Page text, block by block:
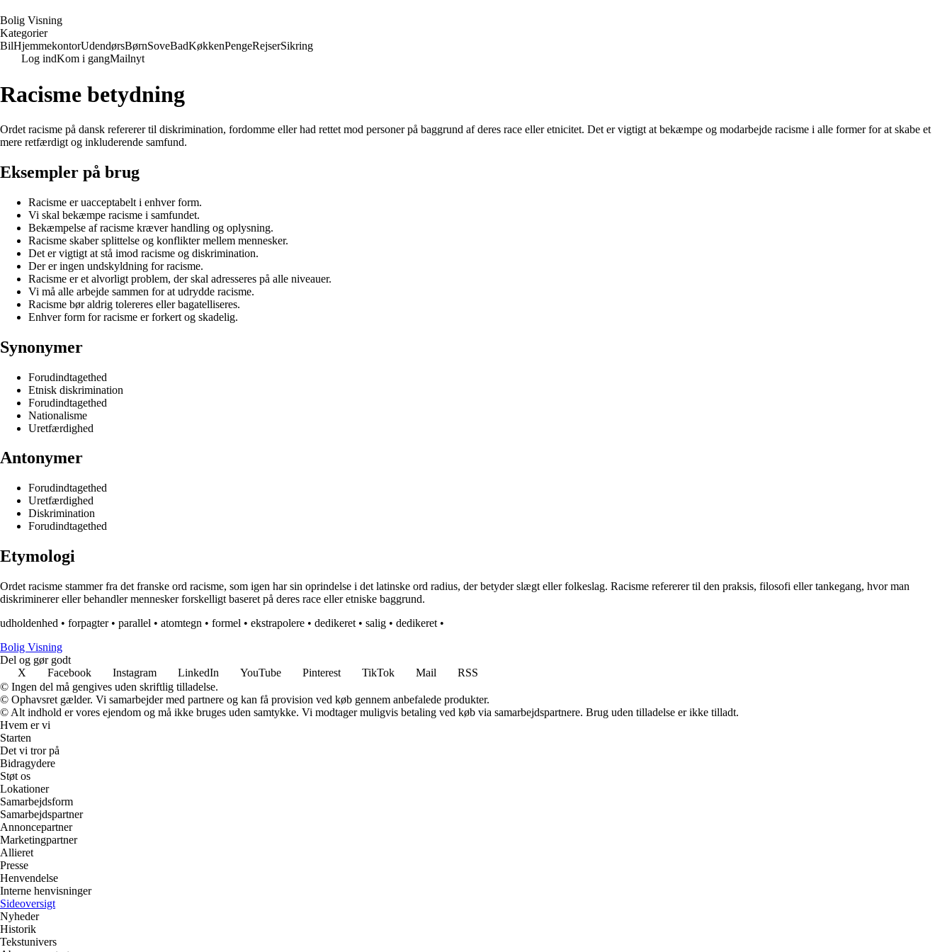
Bolig Visning
Kategorier
BilHjemmekontorUdendørsBørnSoveBadKøkkenPengeRejserSikring
Log indKom i gangMailnyt
Racisme betydning
Ordet racisme på dansk refererer til diskrimination, fordomme eller had rettet mod personer på baggrund af deres race eller etnicitet. Det er vigtigt at bekæmpe og modarbejde racisme i alle former for at skabe et
mere retfærdigt og inkluderende samfund.
Eksempler på brug
Racisme er uacceptabelt i enhver form.
Vi skal bekæmpe racisme i samfundet.
Bekæmpelse af racisme kræver handling og oplysning.
Racisme skaber splittelse og konflikter mellem mennesker.
Det er vigtigt at stå imod racisme og diskrimination.
Der er ingen undskyldning for racisme.
Racisme er et alvorligt problem, der skal adresseres på alle niveauer.
Vi må alle arbejde sammen for at udrydde racisme.
Racisme bør aldrig tolereres eller bagatelliseres.
Enhver form for racisme er forkert og skadelig.
Synonymer
Forudindtagethed
Etnisk diskrimination
Forudindtagethed
Nationalisme
Uretfærdighed
Antonymer
Forudindtagethed
Uretfærdighed
Diskrimination
Forudindtagethed
Etymologi
Ordet racisme stammer fra det franske ord racisme, som igen har sin oprindelse i det latinske ord radius, der betyder slægt eller folkeslag. Racisme refererer til den praksis, filosofi eller tankegang, hvor man
diskriminerer eller behandler mennesker forskelligt baseret på deres race eller etniske baggrund.
udholdenhed • forpagter• parallel • atomtegn • formel • ekstrapolere • dedikeret • salig • dedikeret •
Bolig Visning
Del og gør godt
X
Facebook Instagram LinkedIn YouTube Pinterest TikTok Mail
RSS
© Ingen del må gengives uden skriftlig tilladelse.
© Ophavsret gælder. Vi samarbejder med partnere og kan få provision ved køb gennem anbefalede produkter.
© Alt indhold er vores ejendom og må ikke bruges uden samtykke. Vi modtager muligvis betaling ved køb via samarbejdspartnere. Brug uden tilladelse er ikke tilladt.
Hvem er vi
Starten
Det vi tror på
Bidragydere
Støt os
Lokationer
Samarbejdsform
Samarbejdspartner
Annoncepartner
Marketingpartner
Allieret
Presse
Henvendelse
Interne henvisninger
Sideoversigt
Nyheder
Historik
Tekstunivers